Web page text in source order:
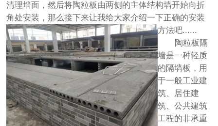
清理墙面，然后将陶粒板由两侧的主体结构墙开始向折
角处安装，那么接下来让我给大家介绍一下正确的安装
方法吧......
陶粒板隔
墙是一种轻质
的隔墙板，用
于一般工业建
筑、居住建
筑、公共建筑
工程的非承重